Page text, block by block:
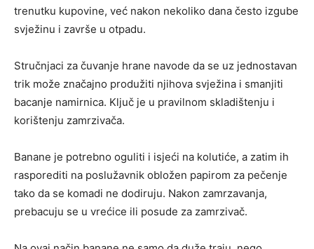
trenutku kupovine, već nakon nekoliko dana često izgube
svježinu i završe u otpadu.
Stručnjaci za čuvanje hrane navode da se uz jednostavan
trik može značajno produžiti njihova svježina i smanjiti
bacanje namirnica. Ključ je u pravilnom skladištenju i
korištenju zamrzivača.
Banane je potrebno oguliti i isjeći na kolutiće, a zatim ih
rasporediti na poslužavnik obložen papirom za pečenje
tako da se komadi ne dodiruju. Nakon zamrzavanja,
prebacuju se u vrećice ili posude za zamrzivač.